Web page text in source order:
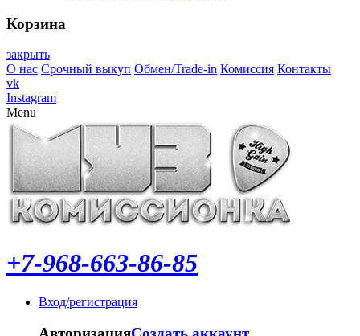
Корзина
закрыть
О нас Срочный выкуп Обмен/Trade-in Комиссия Контакты
vk
Instagram
Menu
+7-968-663-86-85
Вход/регистрация